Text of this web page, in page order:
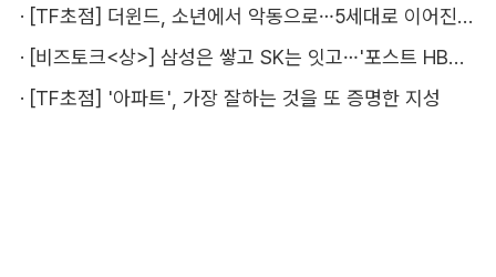
·
[TF초점] 더윈드, 소년에서 악동으로…5세대로 이어진 지코·박경
·
[비즈토크<상>] 삼성은 쌓고 SK는 잇고…'포스트 HBM' 주도권 누가 잡을까
· [TF초점] '아파트', 가장 잘하는 것을 또 증명한 지성